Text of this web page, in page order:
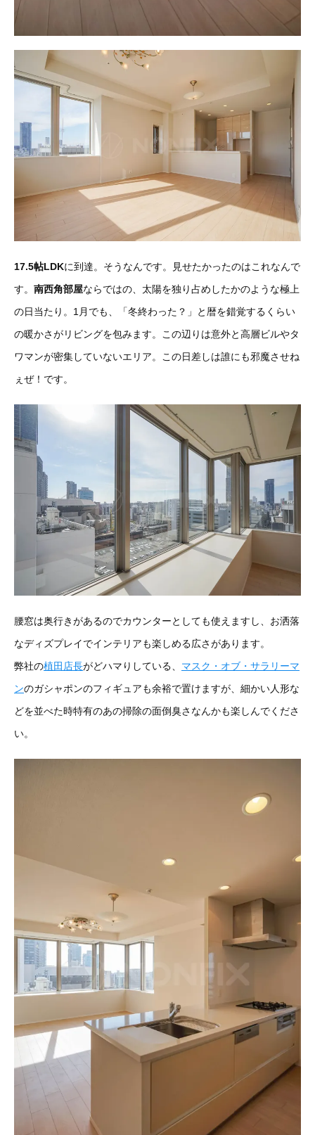
17.5帖LDKに到達。そうなんです。見せたかったのはこれなんで
す。 南西角部屋ならではの、太陽を独り占めしたかのような極上
の日当たり。1月でも、「冬終わった？」と暦を錯覚するくらい
の暖かさがリビングを包みます。この辺りは意外と高層ビルやタ
ワマンが密集していないエリア。この日差しは誰にも邪魔させね
ぇぜ！です。
腰窓は奥行きがあるのでカウンターとしても使えますし、お洒落
なディズプレイでインテリアも楽しめる広さがあります。
弊社の植田店長がどハマりしている、 マスク・オブ・サラリーマ
ンのガシャポンのフィギュアも余裕で置けますが、細かい人形な
どを並べた時特有のあの掃除の面倒臭さなんかも楽しんでくださ
い。